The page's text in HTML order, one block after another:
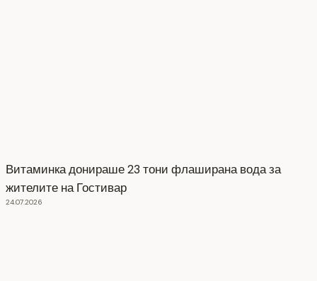
Витаминка донираше 23 тони флаширана вода за
жителите на Гостивар
24.07.2026